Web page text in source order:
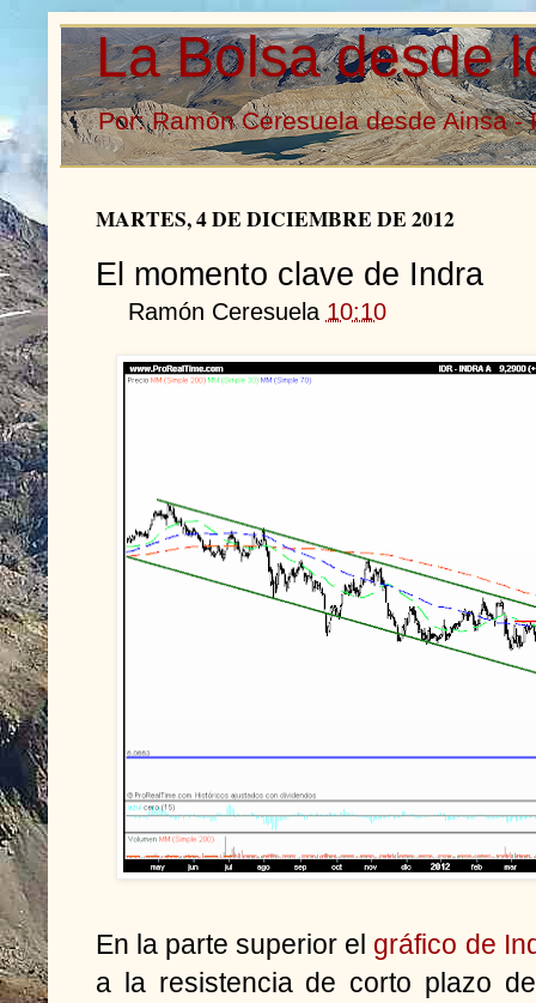
La Bolsa desde
Por: Ramón Ceresuela desde Ainsa -
MARTES, 4 DE DICIEMBRE DE 2012
El momento clave de Indra
Ramón Ceresuela 10:10
En la parte superior el gráfico de
a la resistencia de corto plazo